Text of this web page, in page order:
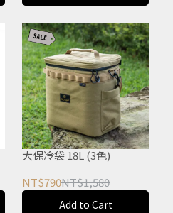
大保冷袋 18L (3色)
NT$790NT$1,580
Add to Cart